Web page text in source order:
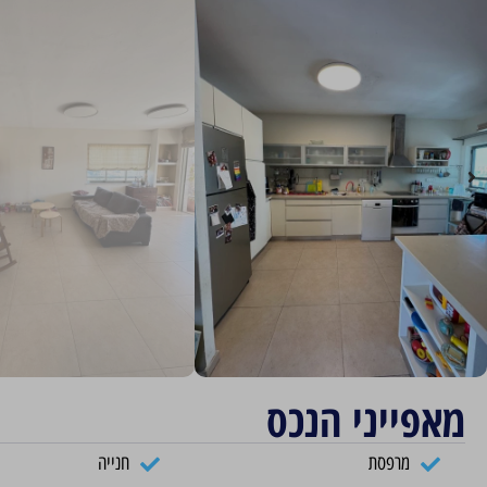
מאפייני הנכס
מרפסת חנייה